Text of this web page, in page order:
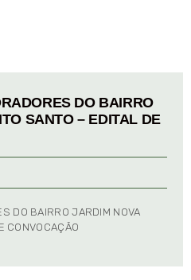
DO BAIRRO
SANTO – EDITAL DE
DO BAIRRO JARDIM NOVA
CONVOCAÇÃO